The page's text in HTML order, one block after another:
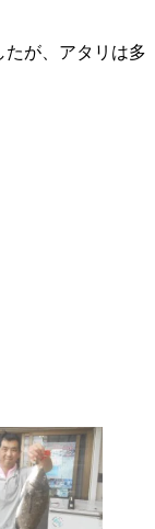
が、アタリは多